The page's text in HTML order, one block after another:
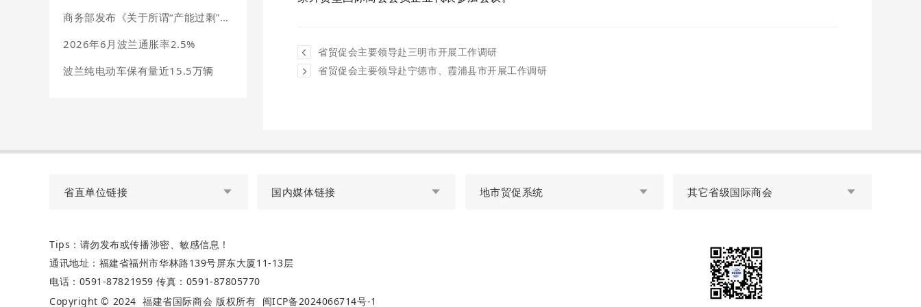
商务部发布《关于所谓“产能过剩”问题的中方立场》文件
2026年6月波兰通胀率2.5%
波兰纯电动车保有量近15.5万辆
省贸促会主要领导赴三明市开展工作调研
省贸促会主要领导赴宁德市、霞浦县市开展工作调研
省直单位链接 国内媒体链接 地市贸促系统 其它省级国际商会
Tips：请勿发布或传播涉密、敏感信息！
通讯地址：福建省福州市华林路139号屏东大厦11-13层
电话：0591-87821959 传真：0591-87805770
Copyright © 2024 福建省国际商会 版权所有 闽ICP备2024066714号-1